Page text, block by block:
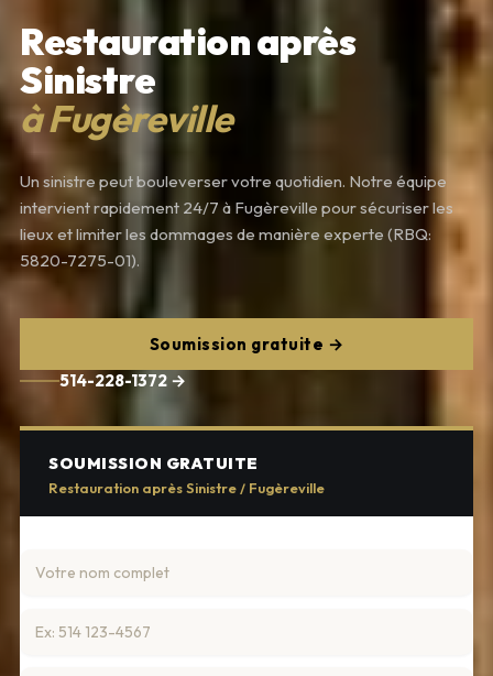
Restauration après
Sinistre
à Fugèreville
Un sinistre peut bouleverser votre quotidien. Notre équipe
intervient rapidement 24/7 à Fugèreville pour sécuriser les
lieux et limiter les dommages de manière experte (RBQ:
5820-7275-01).
Soumission gratuite →
514-228-1372 →
SOUMISSION GRATUITE
Restauration après Sinistre / Fugèreville